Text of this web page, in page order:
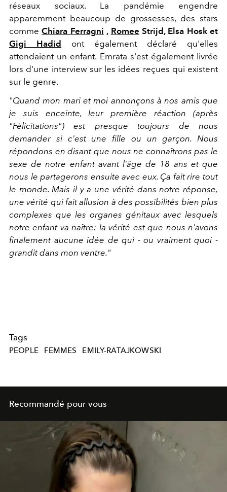
réseaux sociaux. La pandémie engendre
apparemment beaucoup de grossesses, des stars
commeChiara Ferragni , Romee Strijd, Elsa Hosk et
Gigi Hadid
ont également déclaré qu'elles
attendaient un enfant. Emrata s'est également livrée
lors d'une interview sur les idées reçues qui existent
sur le genre.
"Quand mon mari et moi annonçons à nos amis que
je suis enceinte, leur première réaction (après
"Félicitations") est presque toujours de nous
demander si c'est une fille ou un garçon. Nous
répondons en disant que nous ne connaîtrons pas le
sexe de notre enfant avant l'âge de 18 ans et que
nous le partagerons ensuite avec eux. Ça fait rire tout
le monde. Mais il y a une vérité dans notre réponse,
une vérité qui fait allusion à des possibilités bien plus
complexes que les organes génitaux avec lesquels
notre enfant va naître: la vérité est que nous n'avons
finalement aucune idée de qui - ou vraiment quoi -
grandit dans mon ventre."
Tags
PEOPLE FEMMES EMILY-RATAJKOWSKI
Recommandé pour vous